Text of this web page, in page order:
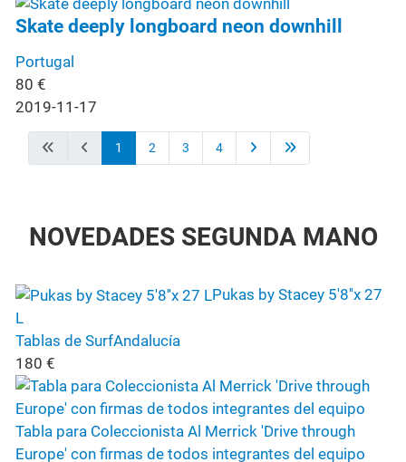
Skate deeply longboard neon downhill
Portugal
80 €
2019-11-17
1 2 3 4
NOVEDADES SEGUNDA MANO
Pukas by Stacey 5'8''x 27
L
Tablas de SurfAndalucía
180 €
Tabla para Coleccionista Al Merrick 'Drive through
Europe' con firmas de todos integrantes del equipo